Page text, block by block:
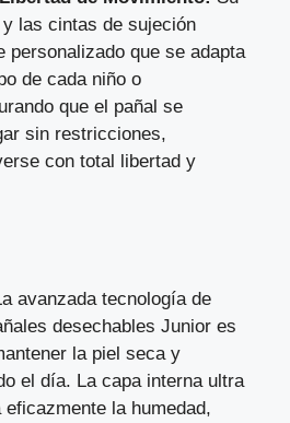
las cintas de sujeción
personalizado que se adapta
de cada niño o
que el pañal se
sin restricciones,
con total libertad y
avanzada tecnología de
desechables Junior es
la piel seca y
el día. La capa interna ultra
la humedad,